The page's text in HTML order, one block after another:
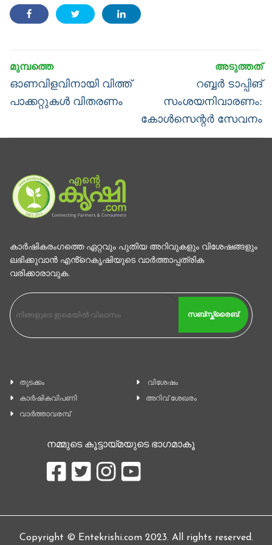
navigation
Previous
post:
ഓണവിളവിനായി വിത്ത്
പാക്കറ്റുകൾ വിതരണം
Next
post:
റബ്ബർ ടാപ്പിങ്
സംശയനിവാരണം:
കോൾസെന്റർ സേവനം
കാര്‍ഷികരംഗത്തെ ഏറ്റവും പുതിയ അറിവുകളും വിശേഷങ്ങളും
ലഭിക്കുവാന്‍ എൻ്റെകൃഷിയുടെ വാര്‍ത്താപ്പത്രിക
വരിക്കാരാവുക.
സബ്സ്ക്രൈബ്
തുടക്കം
കാ‍ർഷികവിപണി
വാര്‍ത്താവരമ്പ്
വിശേഷം
അറിവ് ശേഖരം
നമ്മുടെ കൂട്ടായ്മയുടെ ഭാഗമാകൂ
Copyright © Entekrishi.com 2023. All rights reserved.